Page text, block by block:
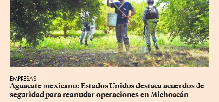
EMPRESAS
Aguacate mexicano: Estados Unidos destaca acuerdos de
seguridad para reanudar operaciones en Michoacán